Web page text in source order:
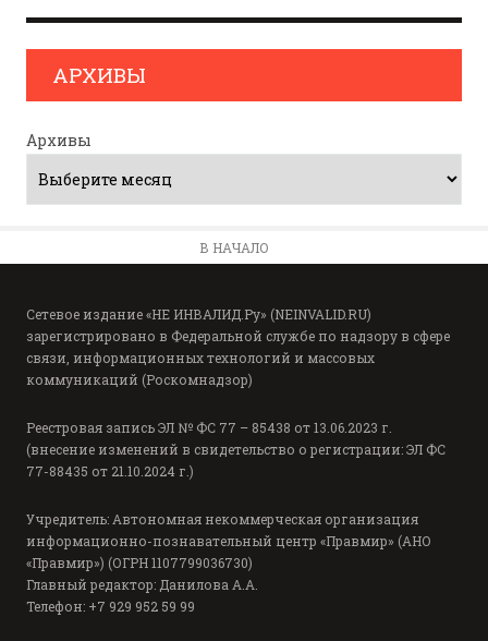
АРХИВЫ
Архивы
В НАЧАЛО
Сетевое издание «НЕ ИНВАЛИД.Ру» (NEINVALID.RU)
зарегистрировано в Федеральной службе по надзору в сфере
связи, информационных технологий и массовых
коммуникаций (Роскомнадзор)
Реестровая запись ЭЛ № ФС 77 – 85438 от 13.06.2023 г.
(внесение изменений в свидетельство о регистрации: ЭЛ ФС
77-88435 от 21.10.2024 г.)
Учредитель: Автономная некоммерческая организация
информационно-познавательный центр «Правмир» (АНО
«Правмир») (ОГРН 1107799036730)
Главный редактор: Данилова А.А.
Телефон: +7 929 952 59 99